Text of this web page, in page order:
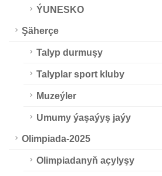
ÝUNESKO
Şäherçe
Talyp durmuşy
Talyplar sport kluby
Muzeýler
Umumy ýaşaýyş jaýy
Olimpiada-2025
Olimpiadanyň açylyşy